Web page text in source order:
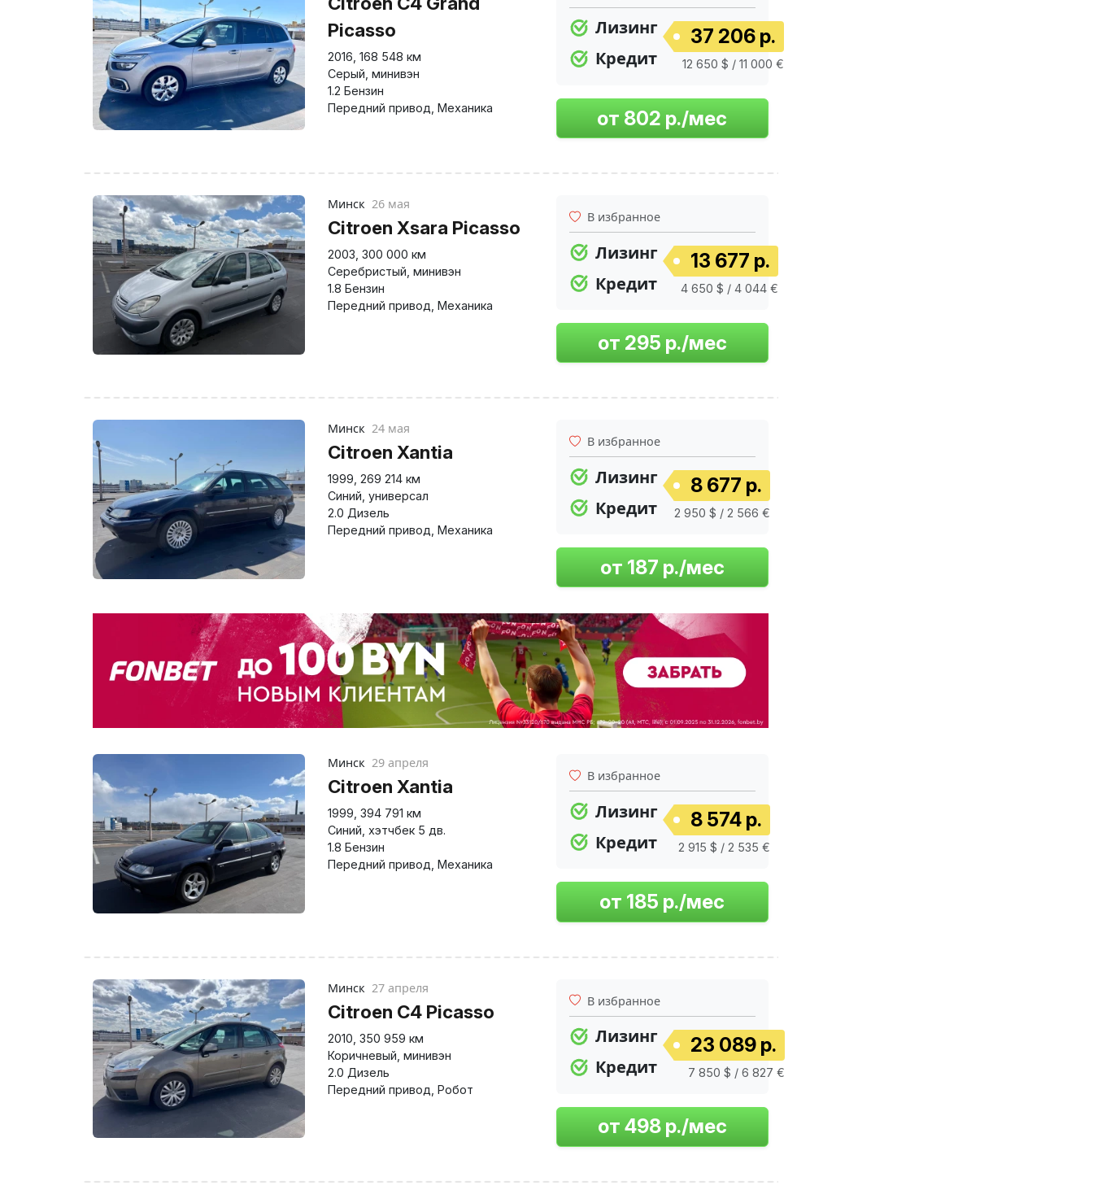
Picasso
2016 168 548 км
Серый минивэн
1.2 Бензин
Передний привод Механика
Лизинг
Кредит
37 206 р.
12 650 $ / 11 000 €
Минск 26 мая
Citroen Xsara Picasso
2003 300 000 км
Серебристый минивэн
1.8 Бензин
Передний привод Механика
В избранное
Лизинг
Кредит
13 677 р.
4 650 $ / 4 044 €
Минск 24 мая
Citroen Xantia
1999 269 214 км
Синий универсал
2.0 Дизель
Передний привод Механика
В избранное
Лизинг
Кредит
8 677 р.
2 950 $ / 2 566 €
Минск 29 апреля
Citroen Xantia
1999 394 791 км
Синий хэтчбек 5 дв.
1.8 Бензин
Передний привод Механика
В избранное
Лизинг
Кредит
8 574 р.
2 915 $ / 2 535 €
Минск 27 апреля
Citroen C4 Picasso
2010 350 959 км
Коричневый минивэн
2.0 Дизель
Передний привод Робот
В избранное
Лизинг
Кредит
23 089 р.
7 850 $ / 6 827 €